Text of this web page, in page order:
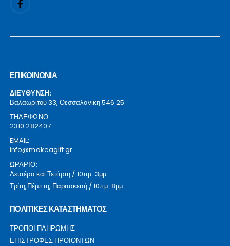
ΕΠΙΚΟΙΝΩΝΙΑ
ΔΙΕΥΘΥΝΣΗ:
Βαλαωρίτου 33, Θεσσαλονίκη 546 25
ΤΗΛΕΦΩΝΟ:
2310 282407
EMAIL:
info@makeagift.gr
ΩΡΑΡΙΟ:
Δευτέρα και Τετάρτη / 10πμ-3μμ
Τρίτη,Πέμπτη, Παρασκευή / 10πμ-8μμ
ΠΟΛΙΤΙΚΕΣ ΚΑΤΑΣΤΗΜΑΤΟΣ
ΤΡΟΠΟΙ ΠΛΗΡΩΜΗΣ
ΕΠΙΣΤΡΟΦΕΣ ΠΡΟΙΟΝΤΩΝ